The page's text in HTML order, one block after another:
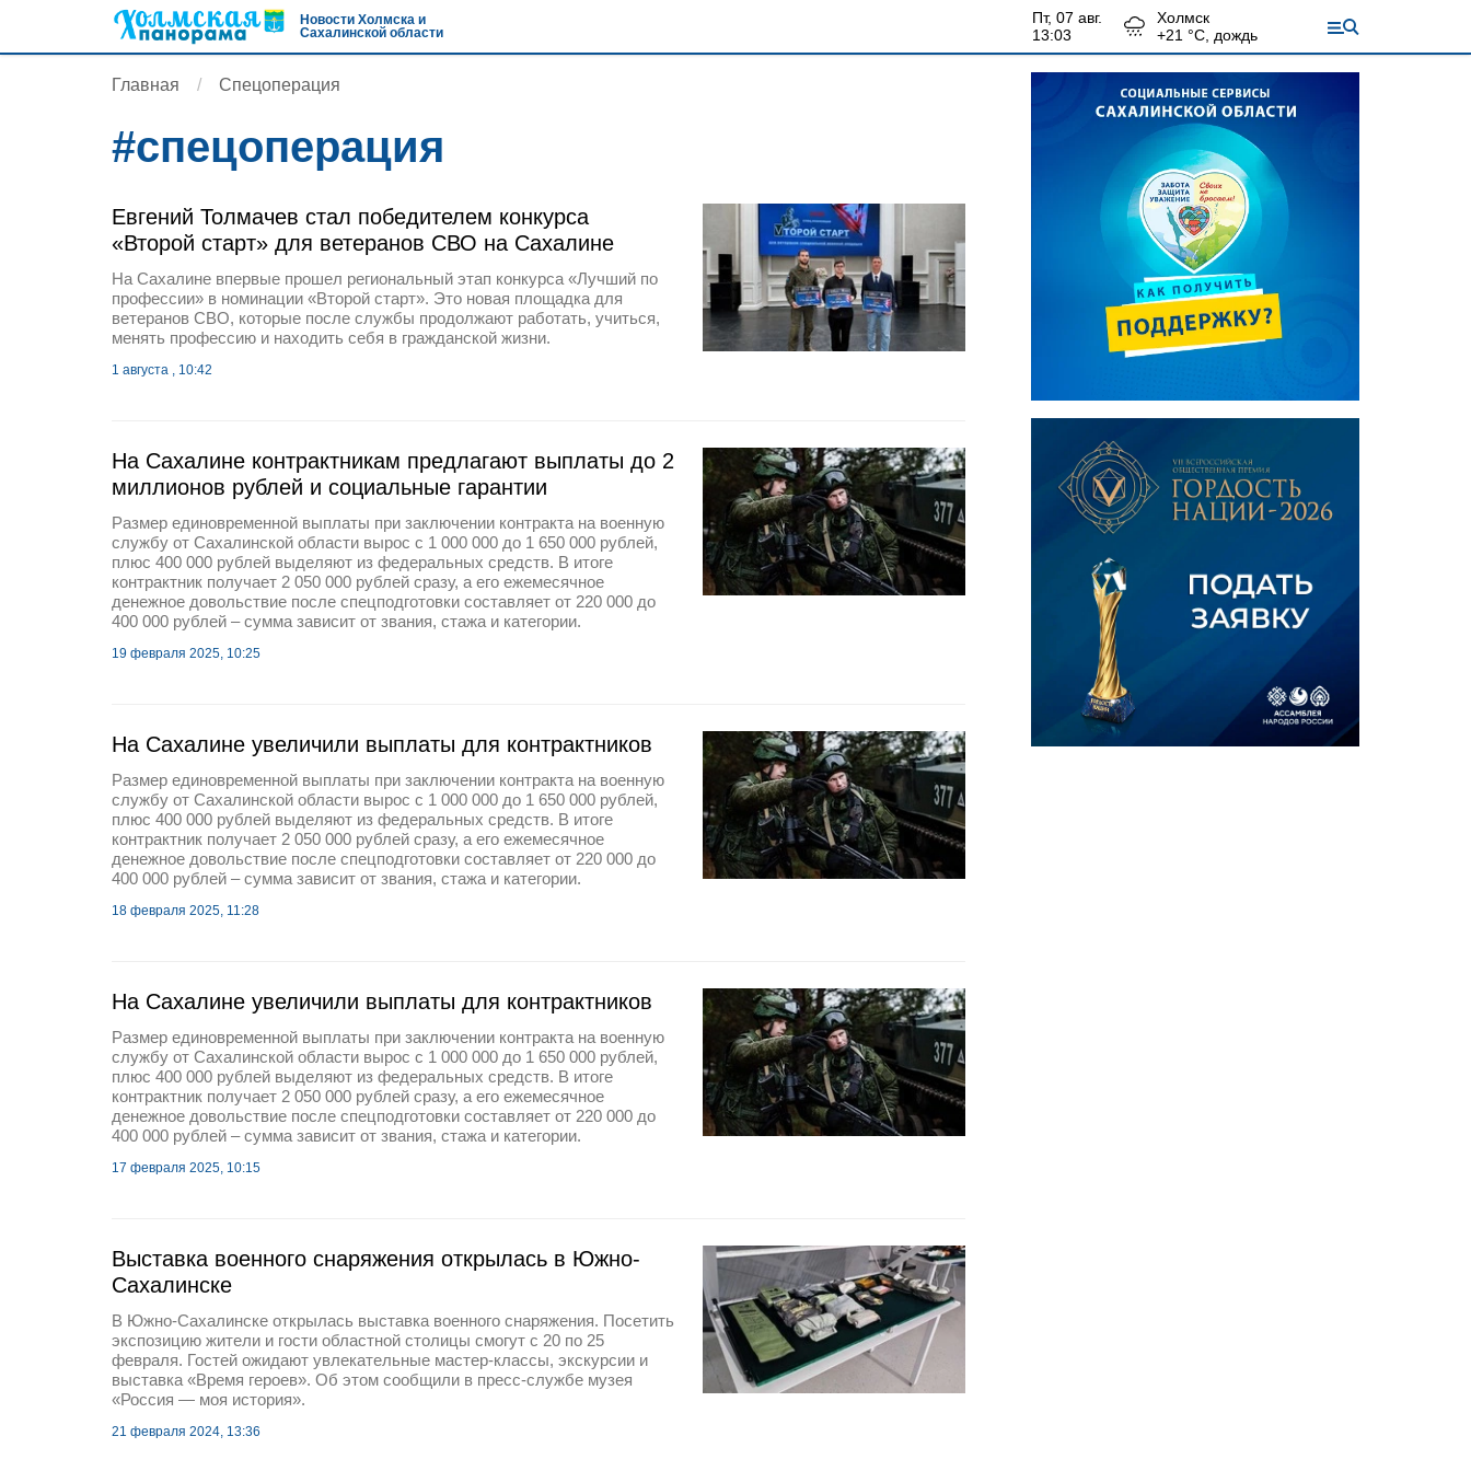
Новости Холмска и
Сахалинской области
пт, 07 авг.
13:03
Холмск
+21 °С, дождь
Главная Спецоперация
#спецоперация
Евгений Толмачев стал победителем конкурса
«Второй старт» для ветеранов СВО на Сахалине
На Сахалине впервые прошел региональный этап конкурса «Лучший по
профессии» в номинации «Второй старт». Это новая площадка для
ветеранов СВО, которые после службы продолжают работать, учиться,
менять профессию и находить себя в гражданской жизни.
1 августа , 10:42
На Сахалине контрактникам предлагают выплаты до 2
миллионов рублей и социальные гарантии
Размер единовременной выплаты при заключении контракта на военную
службу от Сахалинской области вырос с 1 000 000 до 1 650 000 рублей,
плюс 400 000 рублей выделяют из федеральных средств. В итоге
контрактник получает 2 050 000 рублей сразу, а его ежемесячное
денежное довольствие после спецподготовки составляет от 220 000 до
400 000 рублей – сумма зависит от звания, стажа и категории.
19 февраля 2025, 10:25
На Сахалине увеличили выплаты для контрактников
Размер единовременной выплаты при заключении контракта на военную
службу от Сахалинской области вырос с 1 000 000 до 1 650 000 рублей,
плюс 400 000 рублей выделяют из федеральных средств. В итоге
контрактник получает 2 050 000 рублей сразу, а его ежемесячное
денежное довольствие после спецподготовки составляет от 220 000 до
400 000 рублей – сумма зависит от звания, стажа и категории.
18 февраля 2025, 11:28
На Сахалине увеличили выплаты для контрактников
Размер единовременной выплаты при заключении контракта на военную
службу от Сахалинской области вырос с 1 000 000 до 1 650 000 рублей,
плюс 400 000 рублей выделяют из федеральных средств. В итоге
контрактник получает 2 050 000 рублей сразу, а его ежемесячное
денежное довольствие после спецподготовки составляет от 220 000 до
400 000 рублей – сумма зависит от звания, стажа и категории.
17 февраля 2025, 10:15
Выставка военного снаряжения открылась в Южно-
Сахалинске
В Южно-Сахалинске открылась выставка военного снаряжения. Посетить
экспозицию жители и гости областной столицы смогут с 20 по 25
февраля. Гостей ожидают увлекательные мастер-классы, экскурсии и
выставка «Время героев». Об этом сообщили в пресс-службе музея
«Россия — моя история».
21 февраля 2024, 13:36